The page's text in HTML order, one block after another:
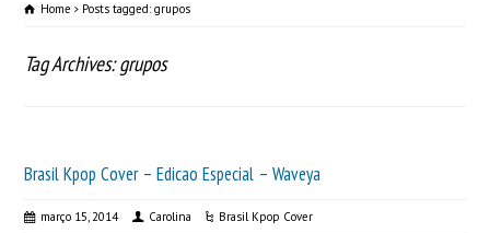
Home Posts tagged: grupos
Tag Archives: grupos
Brasil Kpop Cover – Edicao Especial – Waveya
março 15, 2014 Carolina Brasil Kpop Cover